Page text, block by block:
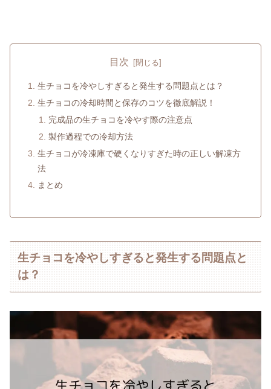
目次
生チョコを冷やしすぎると発生する問題点とは？
生チョコの冷却時間と保存のコツを徹底解説！
完成品の生チョコを冷やす際の注意点
製作過程での冷却方法
生チョコが冷凍庫で硬くなりすぎた時の正しい解凍方
法
まとめ
生チョコを冷やしすぎると発生する問題点と
は？